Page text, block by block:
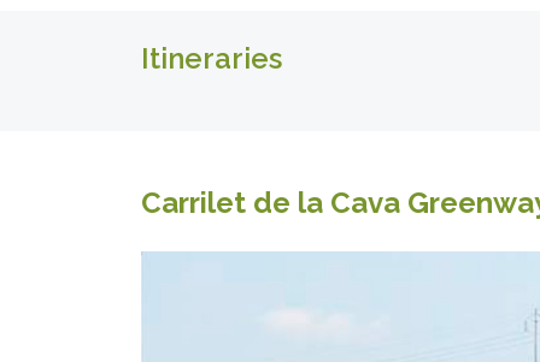
Itineraries
Carrilet de la Cava